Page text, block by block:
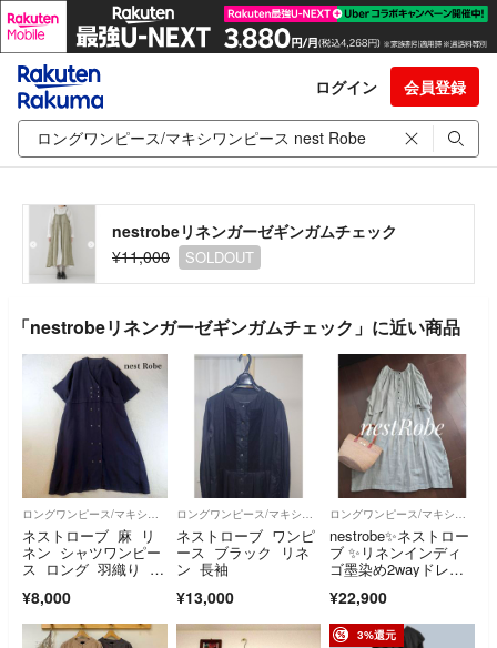
ログイン 会員登録
nestrobeリネンガーゼギンガムチェック
¥11,000
SOLDOUT
「nestrobeリネンガーゼギンガムチェック」に近い商品
ロングワンピース/マキシワンピース
ネストローブ 麻 リ
ネン シャツワンピー
ス ロング 羽織り ダ
¥8,000
ロングワンピース/マキシワンピース
ネストローブ ワンピ
ース ブラック リネ
ン 長袖
¥13,000
ロングワンピース/マキシワンピース
nestrobe✨ネストロー
ブ ✨リネンインディ
ゴ墨染め2wayドレ
¥22,900
3%還元